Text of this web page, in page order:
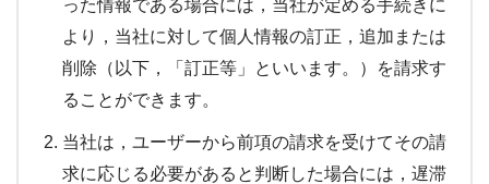
った情報である場合には，当社が定める手続きに
より，当社に対して個人情報の訂正，追加または
削除（以下，「訂正等」といいます。）を請求す
ることができます。
当社は，ユーザーから前項の請求を受けてその請
求に応じる必要があると判断した場合には，遅滞